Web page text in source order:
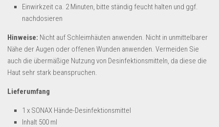
eBay Restposten kaufen
Sonderposten-Angebote
Saison & Eventprodkte
Dropshipping-Produkte
B2B Produkte
Aldi
Einwirkzeit ca. 2 Minuten, bitte ständig feucht halten und ggf.
nachdosieren
Hinweise: Nicht auf Schleimhäuten anwenden. Nicht in unmittelbarer
Nähe der Augen oder offenen Wunden anwenden. Vermeiden Sie
auch die übermäßige Nutzung von Desinfektionsmitteln, da diese die
Haut sehr stark beanspruchen.
Lieferumfang
1 x SONAX Hände-Desinfektionsmittel
Inhalt 500 ml